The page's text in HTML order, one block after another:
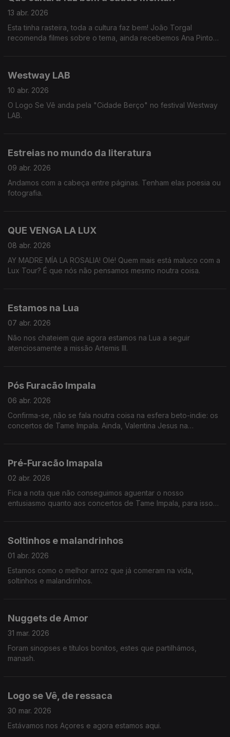
13 abr. 2026
Esta tinha rasteira, toda a cultura faz bem! João Torgal
recomenda filmes sobre o tema, ainda recebemos Ana Pinto
Westway LAB
10 abr. 2026
O Logo Se Vê anda pela "Cidade Berço" no festival Westway
LAB.
Estreias no mundo da literatura
09 abr. 2026
Andamos com a cabeça entre páginas. Tenham elas poesia ou
fotografia.
QUE VENGA LA LUX
08 abr. 2026
AY MADRE MÍA LA ROSALIA! Olé! Quem mais está maluco com a
Lux Tour? É que nós não pensamos mesmo noutra coisa.
Estamos na Lua
07 abr. 2026
Não nos chateiem que agora estamos na Lua a seguir
atenciosamente a missão Artemis III.
Pós Furacão Impala
06 abr. 2026
Confirma-se, não se fala noutra coisa na esfera beto-indie: os
concertos de Tame Impala. Ainda, Valentina Jesus na
Pré-Furacão Imapala
02 abr. 2026
Fica a nota que não conseguimos aguentar o nosso
entusiasmo quanto aos concertos de Tame Impala, para isso
Soltinhos e malandrinhos
01 abr. 2026
Estamos como o melhor arroz que já comeram na vida,
soltinhos e malandrinhos.
Nuggets de Amor
31 mar. 2026
Foram sinopses e títulos bonitos, estes que partilhámos,
manash.
Logo se Vê, de ressaca
30 mar. 2026
Estávamos nos Açores e agora estamos aqui.